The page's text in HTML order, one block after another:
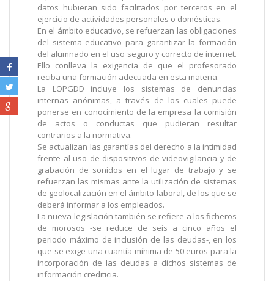
datos hubieran sido facilitados por terceros en el
ejercicio de actividades personales o domésticas.
En el ámbito educativo, se refuerzan las obligaciones
del sistema educativo para garantizar la formación
del alumnado en el uso seguro y correcto de internet.
Ello conlleva la exigencia de que el profesorado
reciba una formación adecuada en esta materia.
La LOPGDD incluye los sistemas de denuncias
internas anónimas, a través de los cuales puede
ponerse en conocimiento de la empresa la comisión
de actos o conductas que pudieran resultar
contrarios a la normativa.
Se actualizan las garantías del derecho a la intimidad
frente al uso de dispositivos de videovigilancia y de
grabación de sonidos en el lugar de trabajo y se
refuerzan las mismas ante la utilización de sistemas
de geolocalización en el ámbito laboral, de los que se
deberá informar a los empleados.
La nueva legislación también se refiere a los ficheros
de morosos -se reduce de seis a cinco años el
periodo máximo de inclusión de las deudas-, en los
que se exige una cuantía mínima de 50 euros para la
incorporación de las deudas a dichos sistemas de
información crediticia.